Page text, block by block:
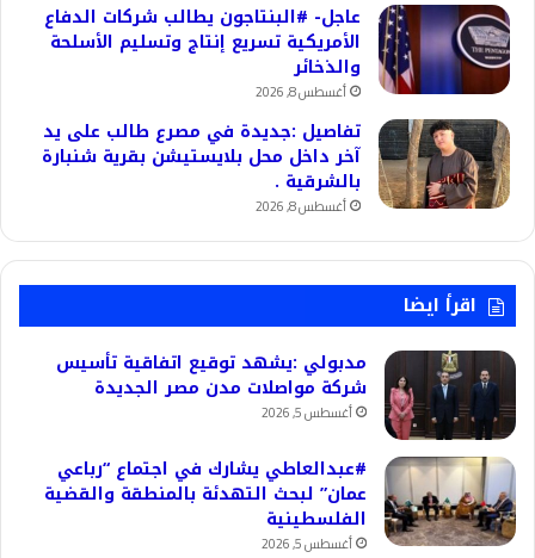
عاجل- #البنتاجون يطالب شركات الدفاع
الأمريكية تسريع إنتاج وتسليم الأسلحة
والذخائر
أغسطس 8, 2026
تفاصيل :جديدة في مصرع طالب على يد
آخر داخل محل بلايستيشن بقرية شنبارة
بالشرقية .
أغسطس 8, 2026
اقرأ ايضا
مدبولي :يشهد توقيع اتفاقية تأسيس
شركة مواصلات مدن مصر الجديدة
أغسطس 5, 2026
#عبدالعاطي يشارك في اجتماع “رباعي
عمان” لبحث التهدئة بالمنطقة والقضية
الفلسطينية
أغسطس 5, 2026